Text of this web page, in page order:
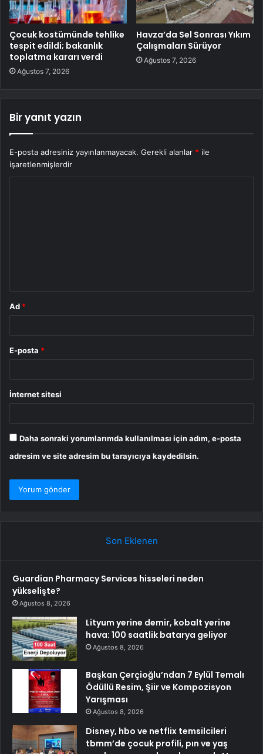
Çocuk kostümünde tehlike
tespit edildi; bakanlık
toplatma kararı verdi
Ağustos 7, 2026
Havza’da Sel Sonrası Yıkım
Çalışmaları Sürüyor
Ağustos 7, 2026
Bir yanıt yazın
E-posta adresiniz yayınlanmayacak. Gerekli alanlar * ile
işaretlenmişlerdir
Ad *
E-posta *
İnternet sitesi
Daha sonraki yorumlarımda kullanılması için adım, e-posta
adresim ve site adresim bu tarayıcıya kaydedilsin.
Son Eklenen
Guardian Pharmacy Services hisseleri neden
yükselişte?
Ağustos 8, 2026
Lityum yerine demir, kobalt yerine
hava: 100 saatlik batarya geliyor
Ağustos 8, 2026
Başkan Çerçioğlu’ndan 7 Eylül Temalı
Ödüllü Resim, Şiir ve Kompozisyon
Yarışması
Ağustos 8, 2026
Disney, hbo ve netflix temsilcileri
tbmm’de çocuk profili, pın ve yaş